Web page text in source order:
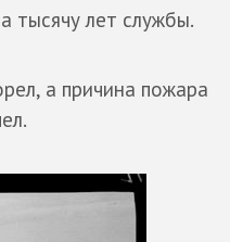
тысячу лет службы.
а причина пожара